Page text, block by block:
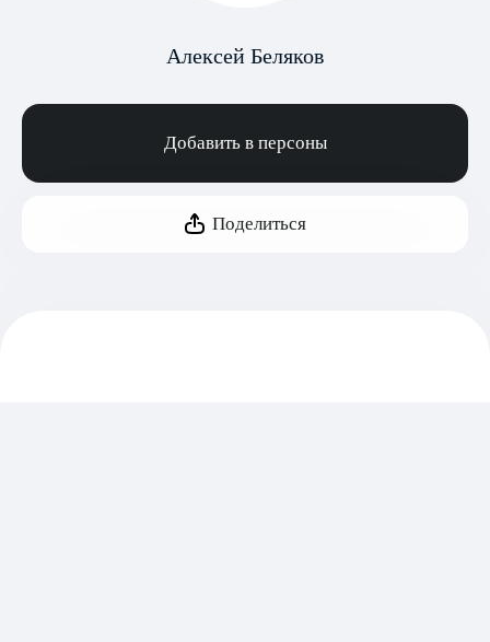
Алексей Беляков
Добавить в персоны
Поделиться